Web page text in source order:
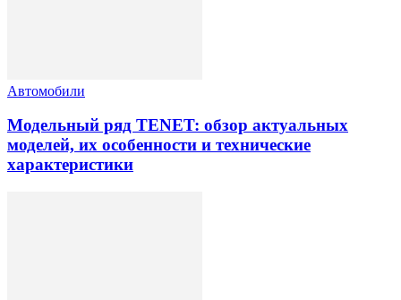
Автомобили
Модельный ряд TENET: обзор актуальных
моделей, их особенности и технические
характеристики